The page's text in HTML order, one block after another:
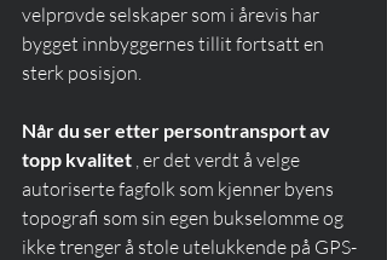
velprøvde selskaper som i årevis har
bygget innbyggernes tillit fortsatt en
sterk posisjon.
Når du ser etter persontransport av
topp kvalitet , er det verdt å velge
autoriserte fagfolk som kjenner byens
topografi som sin egen bukselomme og
ikke trenger å stole utelukkende på GPS-